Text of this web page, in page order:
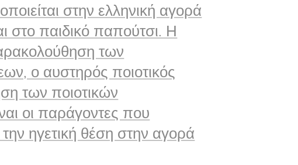
στην ελληνική αγορά
στο παιδικό παπούτσι. Η
των
ο αυστηρός ποιοτικός
των ποιοτικών
οι παράγοντες που
ηγετική θέση στην αγορά